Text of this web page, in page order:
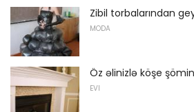
Zibil torbalarından
MODA
Öz əlinizlə köşe
EVI